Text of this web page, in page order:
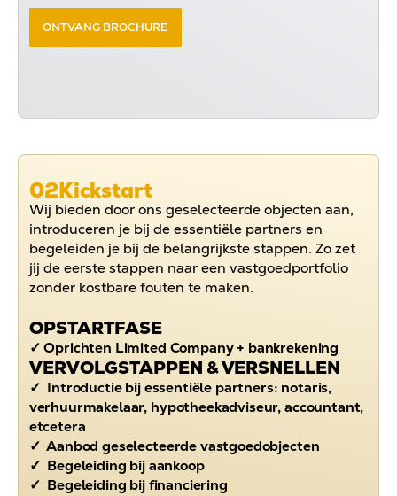
ONTVANG BROCHURE
02Kickstart
Wij bieden door ons geselecteerde objecten aan,
introduceren je bij de essentiële partners en
begeleiden je bij de belangrijkste stappen. Zo zet
jij de eerste stappen naar een vastgoedportfolio
zonder kostbare fouten te maken.
OPSTARTFASE
✓ Oprichten Limited Company + bankrekening
VERVOLGSTAPPEN & VERSNELLEN
✓ Introductie bij essentiële partners: notaris,
verhuurmakelaar, hypotheekadviseur, accountant,
etcetera
✓ Aanbod geselecteerde vastgoedobjecten
✓ Begeleiding bij aankoop
✓ Begeleiding bij financiering